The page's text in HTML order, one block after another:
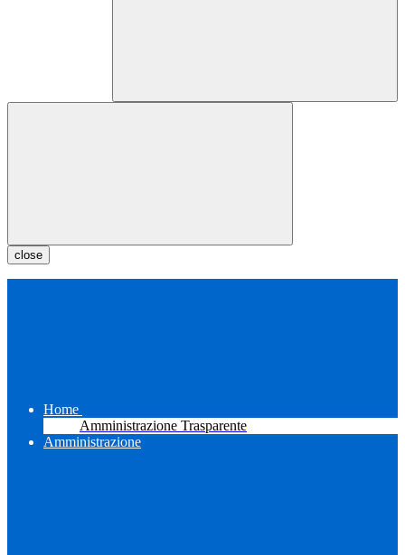
close
Home
Amministrazione Trasparente
Amministrazione